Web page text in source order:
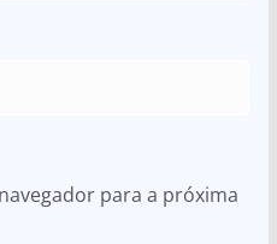
para a próxima